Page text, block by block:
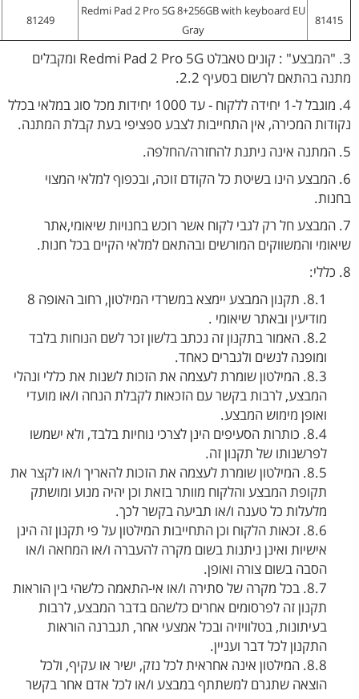
81415
Redmi Pad 2 Pro 5G 8+256GB with keyboard EU
Gray
81249
3. "המבצע" : קונים טאבלט Redmi Pad 2 Pro 5G ומקבלים
מתנה בהתאם לרשום בסעיף 2.2.
4. מוגבל ל-1 יחידה ללקוח - עד 1000 יחידות מכל סוג במלאי בכלל
נקודות המכירה, אין התחייבות לצבע ספציפי בעת קבלת המתנה.
5. המתנה אינה ניתנת להחזרה/החלפה.
6. המבצע הינו בשיטת כל הקודם זוכה, ובכפוף למלאי המצוי
בחנות.
7. המבצע חל רק לגבי לקוח אשר רוכש בחנויות שיאומי,אתר
שיאומי והמשווקים המורשים ובהתאם למלאי הקיים בכל חנות.
8. כללי:
8.1. תקנון המבצע יימצא במשרדי המילטון, רחוב האופה 8
מודיעין ובאתר שיאומי .
8.2. האמור בתקנון זה נכתב בלשון זכר לשם הנוחות בלבד
ומופנה לנשים ולגברים כאחד.
8.3. המילטון שומרת לעצמה את הזכות לשנות את כללי ונהלי
המבצע, לרבות בקשר עם הזכאות לקבלת הנחה ו/או מועדי
ואופן מימוש המבצע.
8.4. כותרות הסעיפים הינן לצרכי נוחיות בלבד, ולא ישמשו
לפרשנותו של תקנון זה.
8.5. המילטון שומרת לעצמה את הזכות להאריך ו/או לקצר את
תקופת המבצע והלקוח מוותר בזאת וכן יהיה מנוע ומושתק
מלעלות כל טענה ו/או תביעה בקשר לכך.
8.6. זכאות הלקוח וכן התחייבות המילטון על פי תקנון זה הינן
אישיות ואינן ניתנות בשום מקרה להעברה ו/או המחאה ו/או
הסבה בשום צורה ואופן.
8.7. בכל מקרה של סתירה ו/או אי-התאמה כלשהי בין הוראות
תקנון זה לפרסומים אחרים כלשהם בדבר המבצע, לרבות
בעיתונות, בטלוויזיה ובכל אמצעי אחר, תגברנה הוראות
התקנון לכל דבר ועניין.
8.8. המילטון אינה אחראית לכל נזק, ישיר או עקיף, ולכל
הוצאה שתגרם למשתתף במבצע ו/או לכל אדם אחר בקשר